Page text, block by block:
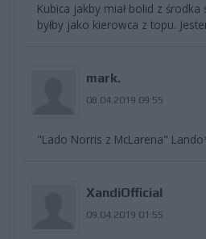
Kubica jakby miał bolid z
byłby jako kierowca z topu.
mark.
08.04.2019 09:55
"Lado Norris z McLarena"
XandiOfficial
09.04.2019 01:55